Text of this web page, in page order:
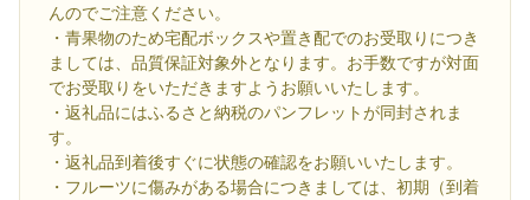
んのでご注意ください。
・青果物のため宅配ボックスや置き配でのお受取りにつき
ましては、品質保証対象外となります。お手数ですが対面
でお受取りをいただきますようお願いいたします。
・返礼品にはふるさと納税のパンフレットが同封されま
す。
・返礼品到着後すぐに状態の確認をお願いいたします。
・フルーツに傷みがある場合につきましては、初期（到着